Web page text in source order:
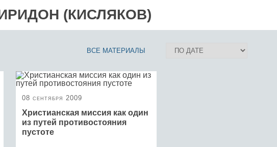
(КИСЛЯКОВ)
ВСЕ МАТЕРИАЛЫ
08 сентября 2009
Христианская миссия как один
из путей противостояния
пустоте